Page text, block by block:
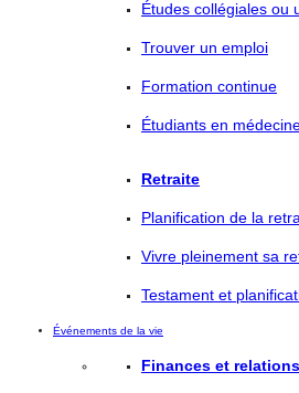
Études collégiales ou
Trouver un emploi
Formation continue
Étudiants en
Retraite
Planification de la
Vivre pleinement sa
Testament et
Événements de la vie
Finances et relations